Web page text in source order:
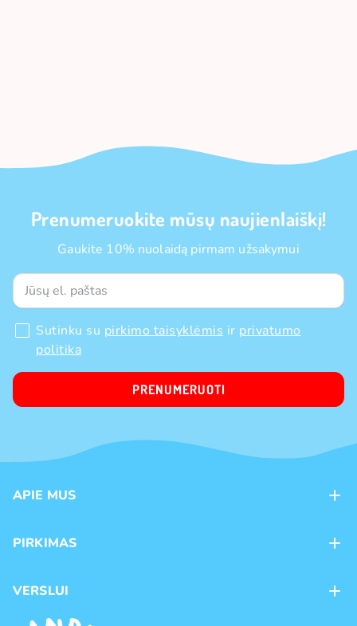
Prenumeruokite mūsų naujienlaiškį!
Gaukite 10% nuolaidą pirmam užsakymui
Sutinku su pirkimo taisyklėmis ir privatumo
politika
PRENUMERUOTI
APIE MUS
Kontaktai
PIRKIMAS
Pristatymas
VERSLUI
Franšizė